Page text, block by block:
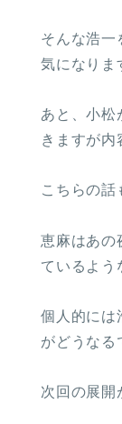
そんな浩一
気になりま
あと、小松
きますが内
こちらの話
恵麻はあの
ているよう
個人的には
がどうなる
次回の展開